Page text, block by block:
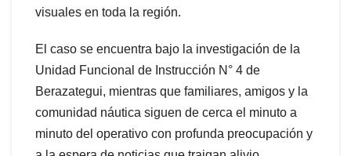
visuales en toda la región.
El caso se encuentra bajo la investigación de la
Unidad Funcional de Instrucción N° 4 de
Berazategui, mientras que familiares, amigos y la
comunidad náutica siguen de cerca el minuto a
minuto del operativo con profunda preocupación y